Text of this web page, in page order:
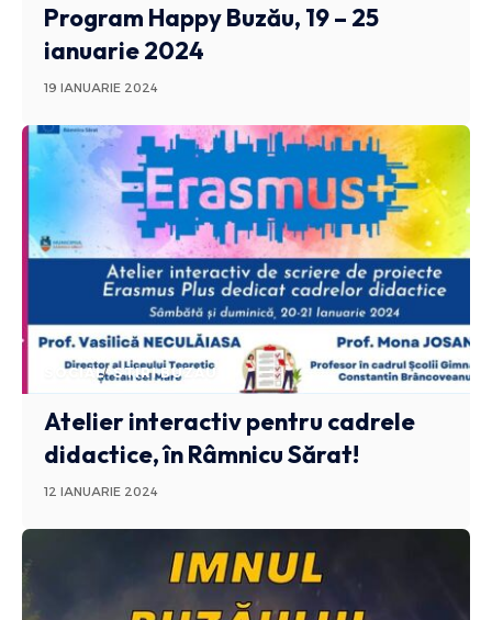
Program Happy Buzău, 19 – 25
ianuarie 2024
19 IANUARIE 2024
SOCIAL STIRI BUZAU
Atelier interactiv pentru cadrele
didactice, în Râmnicu Sărat!
12 IANUARIE 2024